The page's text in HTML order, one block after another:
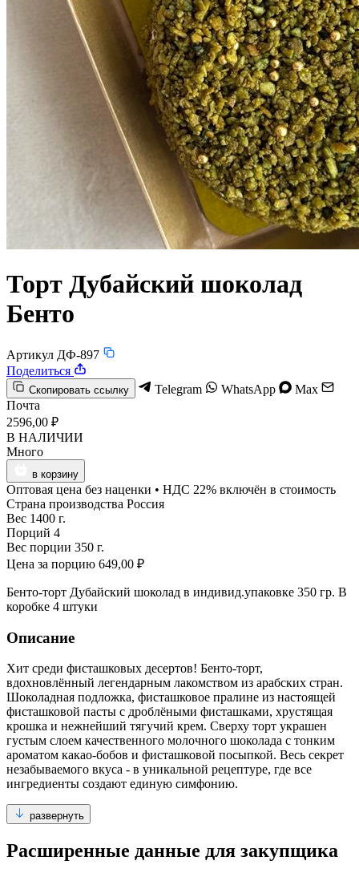
Торт Дубайский шоколад
Бенто
Артикул ДФ-897
Поделиться
Скопировать ссылку Telegram WhatsApp
Max
Почта
2596,00 ₽
В НАЛИЧИИ
Много
в корзину
Оптовая цена без наценки • НДС 22% включён в стоимость
Страна производства Россия
Вес 1400 г.
Порций 4
Вес порции 350 г.
Цена за порцию 649,00 ₽
Бенто-торт Дубайский шоколад в индивид.упаковке 350 гр. В
коробке 4 штуки
Описание
Хит среди фисташковых десертов! Бенто-торт,
вдохновлённый легендарным лакомством из арабских стран.
Шоколадная подложка, фисташковое пралине из настоящей
фисташковой пасты с дроблёными фисташками, хрустящая
крошка и нежнейший тягучий крем. Сверху торт украшен
густым слоем качественного молочного шоколада с тонким
ароматом какао-бобов и фисташковой посыпкой. Весь секрет
незабываемого вкуса - в уникальной рецептуре, где все
ингредиенты создают единую симфонию.
развернуть
Расширенные данные для закупщика